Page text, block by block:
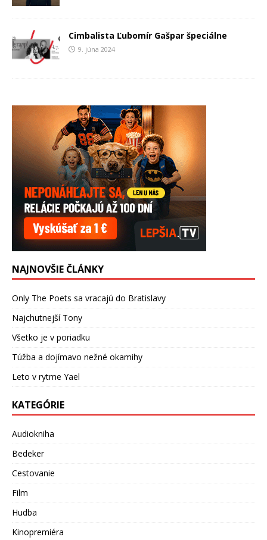
Cimbalista Ľubomír Gašpar špeciálne
9. júna 2024
NAJNOVŠIE ČLÁNKY
Only The Poets sa vracajú do Bratislavy
Najchutnejší Tony
Všetko je v poriadku
Túžba a dojímavo nežné okamihy
Leto v rytme Yael
KATEGÓRIE
Audiokniha
Bedeker
Cestovanie
Film
Hudba
Kinopremiéra